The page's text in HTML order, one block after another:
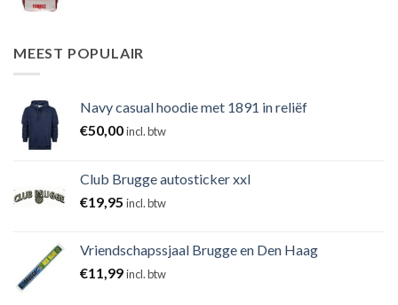
MEEST POPULAIR
Navy casual hoodie met 1891 in reliëf
€50,00incl. btw
Club Brugge autosticker xxl
€19,95 incl. btw
Vriendschapssjaal Brugge en Den Haag
€11,99incl. btw